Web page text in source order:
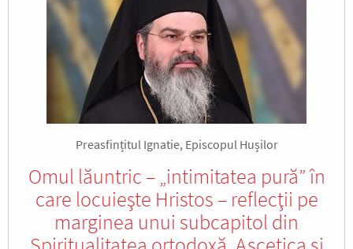
Preasfințitul Ignatie, Episcopul Hușilor
Omul lăuntric – „intimitatea pură” în
care locuieşte Hristos – reflecţii pe
marginea unui subcapitol din